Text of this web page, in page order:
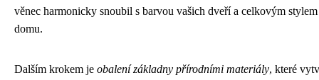
věnec harmonicky snoubil s barvou vašich dveří a celkovým
domu.
Dalším krokem je obalení základny přírodními materiály, které